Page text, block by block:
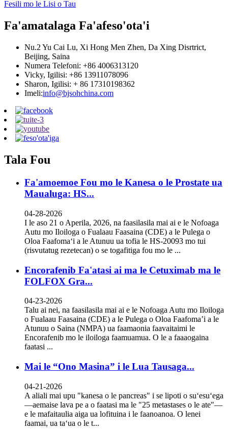
Fesili mo le Lisi o Tau
Fa'amatalaga Fa'afeso'ota'i
Nu.2 Yu Cai Lu, Xi Hong Men Zhen, Da Xing Disrtrict,
Beijing, Saina
Numera Telefoni: +86 4006313120
Vicky, Igilisi: +86 13911078096
Sharon, Igilisi: + 86 17310198362
Imeli:info@bjsohchina.com
Tala Fou
Fa'amoemoe Fou mo le Kanesa o le Prostate ua
Maualuga: HS...
04-28-2026
I le aso 21 o Aperila, 2026, na faasilasila mai ai e le Nofoaga
Autu mo Iloiloga o Fualaau Faasaina (CDE) a le Pulega o
Oloa Faafomaʻi a le Atunuu ua tofia le HS-20093 mo tui
(risvutatug rezetecan) o se togafitiga fou mo le ...
Encorafenib Fa'atasi ai ma le Cetuximab ma le
FOLFOX Gra...
04-23-2026
Talu ai nei, na faasilasila mai ai e le Nofoaga Autu mo Iloiloga
o Fualaau Faasaina (CDE) a le Pulega o Oloa Faafoma’i a le
Atunuu o Saina (NMPA) ua faamaonia faavaitaimi le
Encorafenib mo le iloiloga faamuamua. O le a faaaogaina
faatasi ...
Mai le “Ono Masina” i le Lua Tausaga...
04-21-2026
A aliali mai upu "kanesa o le pancreas" i se lipoti o suʻesuʻega
—aemaise lava pe a o faatasi ma le "25 metastases o le ate"—
e le mafaitaulia aiga ua lofituina i le faanoanoa. O lenei
faamai, ua taʻua o le t...